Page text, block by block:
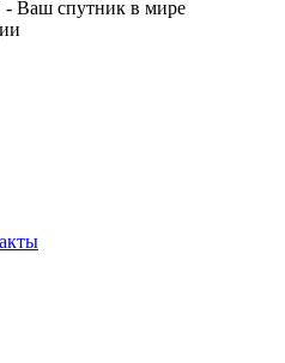
Ваш спутник в мире